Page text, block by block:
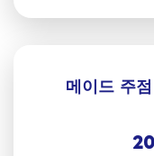
메이드 주